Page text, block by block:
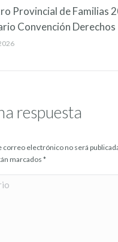
Provincial de Familias
Convención Derechos
respuesta
correo electrónico no será
marcados *